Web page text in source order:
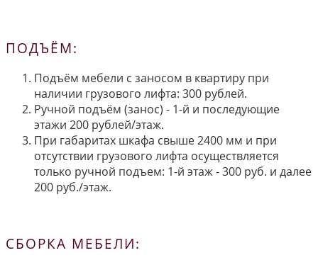
ПОДЪЁМ:
Подъём мебели с заносом в квартиру при
наличии грузового лифта: 300 рублей.
Ручной подъём (занос) - 1-й и последующие
этажи 200 рублей/этаж.
При габаритах шкафа свыше 2400 мм и при
отсутствии грузового лифта осуществляется
только ручной подъем: 1-й этаж - 300 руб. и далее
200 руб./этаж.
СБОРКА МЕБЕЛИ: